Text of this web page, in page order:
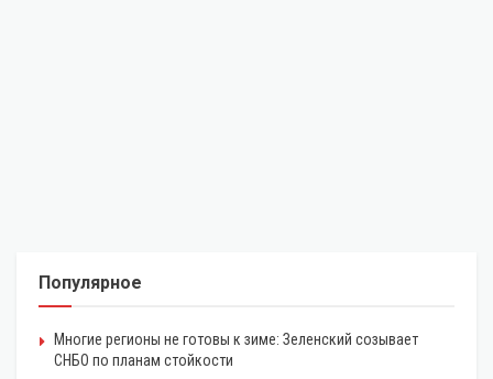
Популярное
Многие регионы не готовы к зиме: Зеленский созывает
СНБО по планам стойкости